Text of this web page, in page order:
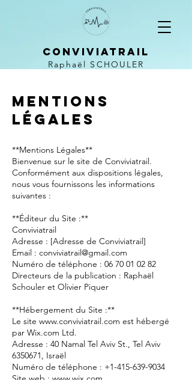
CONVIVIATRAIL
Raphaël SCHOULER
Mentions
légales
**Mentions Légales**
Bienvenue sur le site de Conviviatrail.
Conformément aux dispositions légales,
nous vous fournissons les informations
suivantes :
**Éditeur du Site :**
Conviviatrail
Adresse : [Adresse de Conviviatrail]
Email : conviviatrail@gmail.com
Numéro de téléphone : 06 70 01 02 82
Directeurs de la publication : Raphaël
Schouler et Olivier Piquer
**Hébergement du Site :**
Le site www.conviviatrail.com est hébergé
par Wix.com Ltd.
Adresse : 40 Namal Tel Aviv St., Tel Aviv
6350671, Israël
Numéro de téléphone : +1-415-639-9034